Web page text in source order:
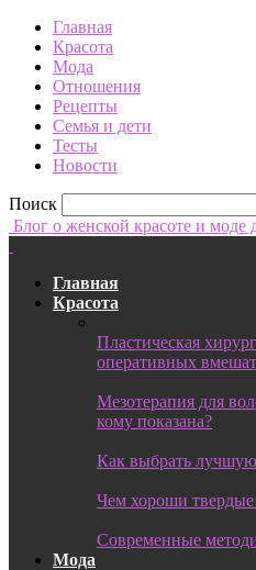
Главная
Красота
Мода
Отношения
Рецепты
Семья и дети
Тесты
Новости
Поиск
Блог о женской красоте и
Главная
Красота
Пластическая
оперативных
Мезотерапия для
кому показана?
Как выбрать
Чем хороши твердые
Современные
Мода